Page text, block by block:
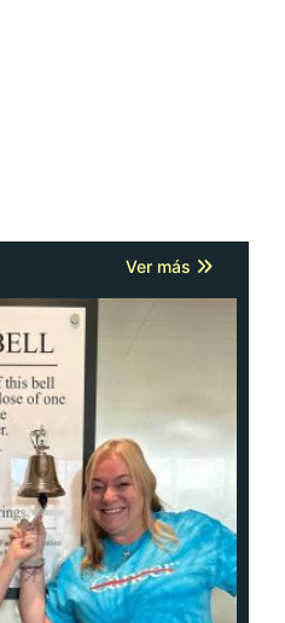
Ver más